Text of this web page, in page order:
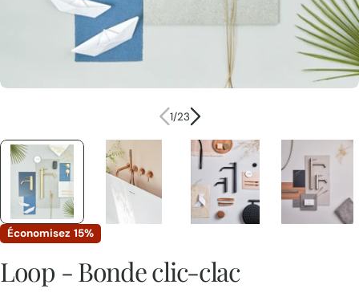
1/23
Économisez 15%
Loop - Bonde clic-clac